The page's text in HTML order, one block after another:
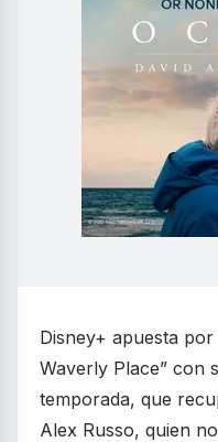
Disney+ apuesta
Waverly Place” con
temporada, que
Alex Russo, quien